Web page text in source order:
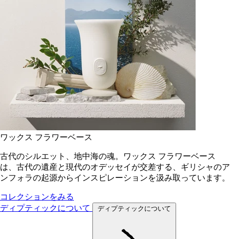
ワックス フラワーベース
古代のシルエット、地中海の魂。ワックス フラワーベース
は、古代の遺産と現代のオデッセイが交差する、ギリシャのア
ンフォラの起源からインスピレーションを汲み取っています。
コレクションをみる
ディプティックについて
ディプティックについて